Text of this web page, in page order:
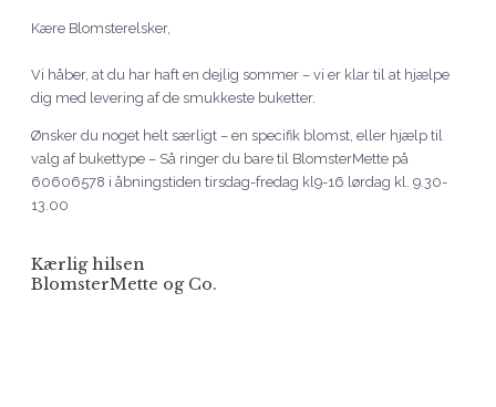
Kære Blomsterelsker,
Vi håber, at du har haft en dejlig sommer – vi er klar til at hjælpe
dig med levering af de smukkeste buketter.
Ønsker du noget helt særligt – en specifik blomst, eller hjælp til
valg af bukettype – Så ringer du bare til BlomsterMette på
60606578 i åbningstiden tirsdag-fredag kl9-16 lørdag kl. 9.30-
13.00
Kærlig hilsen
BlomsterMette og Co.